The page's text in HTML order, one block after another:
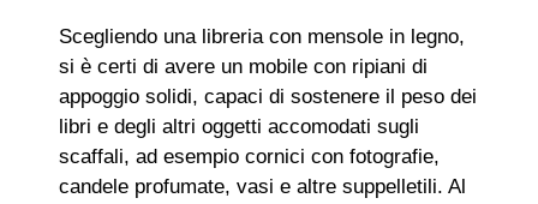
Scegliendo una libreria con mensole in legno,
si è certi di avere un mobile con ripiani di
appoggio solidi, capaci di sostenere il peso dei
libri e degli altri oggetti accomodati sugli
scaffali, ad esempio cornici con fotografie,
candele profumate, vasi e altre suppelletili. Al